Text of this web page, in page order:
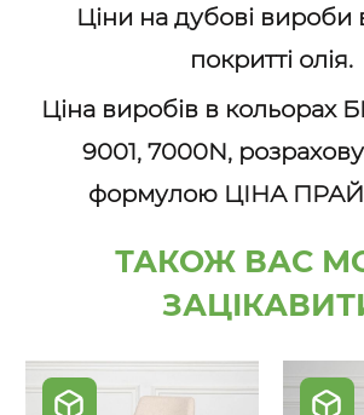
Ціни на дубові вироби
покритті олія.
Ціна виробів в кольорах
9001, 7000N,
формулою ЦІНА
ТАКОЖ ВАС